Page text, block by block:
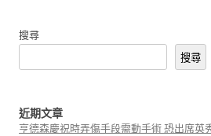
搜尋
搜尋
近期文章
亨德森慶祝時弄傷手段需動手術 恐出席英